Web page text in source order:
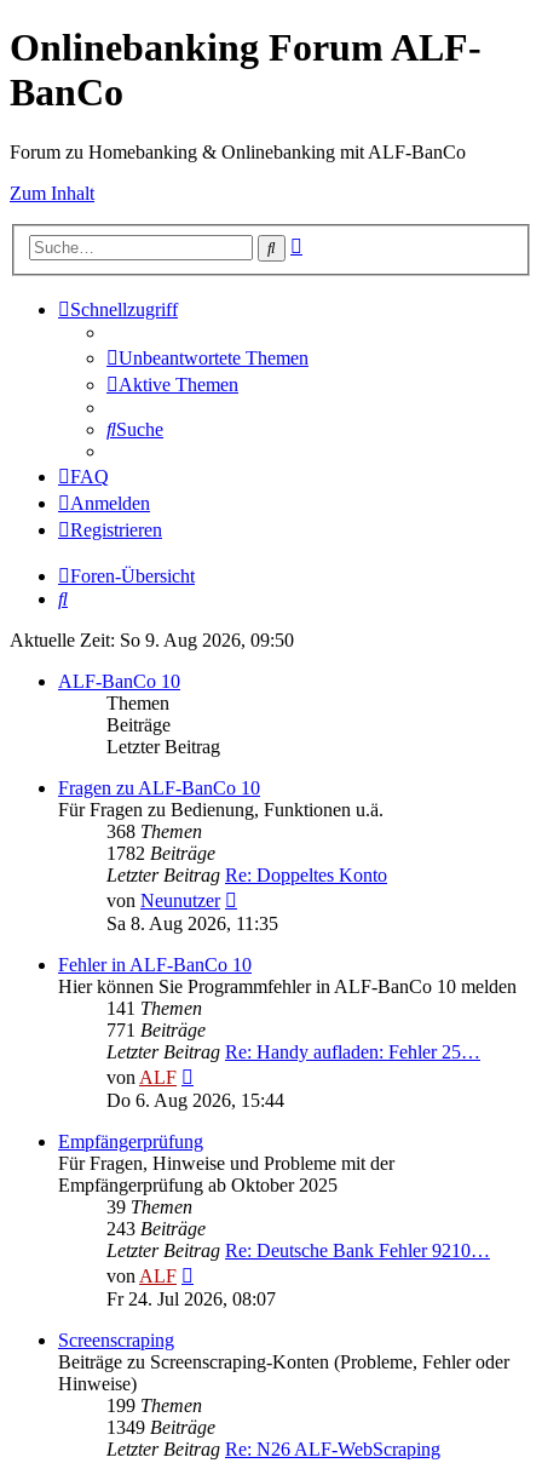
Onlinebanking Forum ALF-
BanCo
Forum zu Homebanking & Onlinebanking mit ALF-BanCo
Zum Inhalt
Suche
Schnellzugriff
Unbeantwortete Themen
Aktive Themen
Suche
FAQ
Anmelden
Registrieren
Foren-Übersicht
Suche
Aktuelle Zeit: So 9. Aug 2026, 09:50
ALF-BanCo 10
Themen
Beiträge
Letzter Beitrag
Fragen zu ALF-BanCo 10
Für Fragen zu Bedienung, Funktionen u.ä.
368 Themen
1782 Beiträge
Letzter Beitrag Re: Doppeltes Konto
von Neunutzer
Beitrag
Sa 8. Aug 2026, 11:35
Fehler in ALF-BanCo 10
Hier können Sie Programmfehler in ALF-BanCo 10 melden
141 Themen
771 Beiträge
Letzter Beitrag Re: Handy aufladen: Fehler 25…
vonALF
Beitrag
Do 6. Aug 2026, 15:44
Empfängerprüfung
Für Fragen, Hinweise und Probleme mit der
Empfängerprüfung ab Oktober 2025
39 Themen
243 Beiträge
Letzter Beitrag Re: Deutsche Bank Fehler 9210…
vonALF
Beitrag
Fr 24. Jul 2026, 08:07
Screenscraping
Beiträge zu Screenscraping-Konten (Probleme, Fehler oder
Hinweise)
199 Themen
1349 Beiträge
Letzter Beitrag Re: N26 ALF-WebScraping